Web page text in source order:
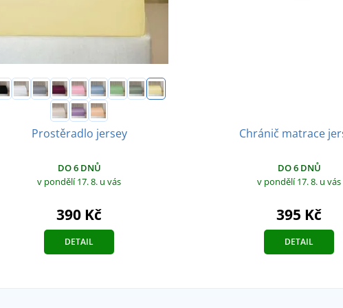
Prostěradlo jersey
DO 6 DNŮ
v pondělí 17. 8. u vás
390 Kč
DETAIL
Chránič matrace
DO 6 DNŮ
v pondělí 17. 8. u vás
395 Kč
DETAIL